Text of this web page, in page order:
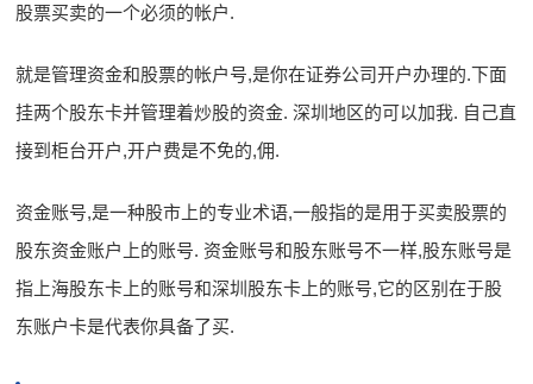
股票买卖的一个必须的帐户.
就是管理资金和股票的帐户号,是你在证券公司开户办理的.下面
挂两个股东卡并管理着炒股的资金. 深圳地区的可以加我. 自己直
接到柜台开户,开户费是不免的,佣.
资金账号,是一种股市上的专业术语,一般指的是用于买卖股票的
股东资金账户上的账号. 资金账号和股东账号不一样,股东账号是
指上海股东卡上的账号和深圳股东卡上的账号,它的区别在于股
东账户卡是代表你具备了买.